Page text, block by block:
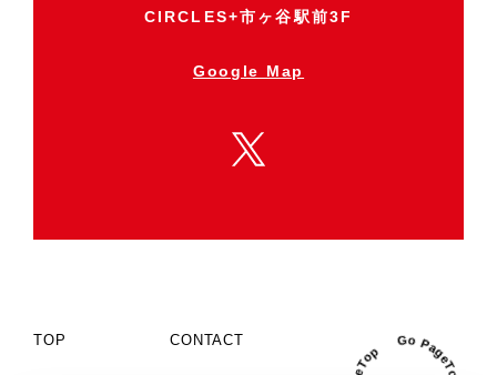
CIRCLES+市ヶ谷駅前3F
Google Map
TOP CONTACT